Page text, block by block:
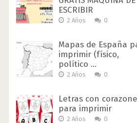
ESCRIBIR
2 Años 0
Mapas de España
imprimir (físico,
político …
2 Años 0
Letras con
para imprimir
2 Años 0